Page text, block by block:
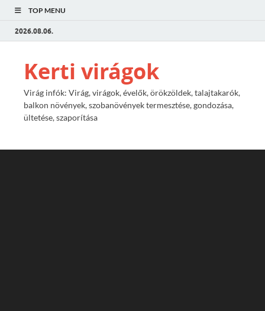
TOP MENU
2026.08.06.
Kerti virágok
Virág infók: Virág, virágok, évelők, örökzöldek, talajtakarók,
balkon növények, szobanövények termesztése, gondozása,
ültetése, szaporítása